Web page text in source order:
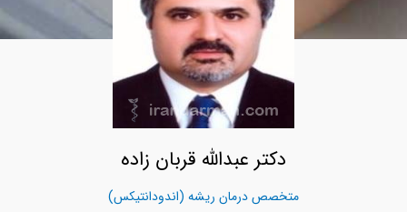
دکتر عبدالله قربان زاده
متخصص درمان ریشه (اندودانتیکس)